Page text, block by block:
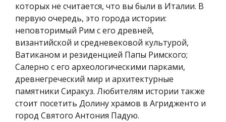
которых не считается, что вы были в Италии. В
первую очередь, это города истории:
неповторимый Рим с его древней,
византийской и средневековой культурой,
Ватиканом и резиденцией Папы Римского;
Салерно с его археологическими парками,
древнегреческий мир и архитектурные
памятники Сиракуз. Любителям истории также
стоит посетить Долину храмов в Агридженто и
город Святого Антония Падую.